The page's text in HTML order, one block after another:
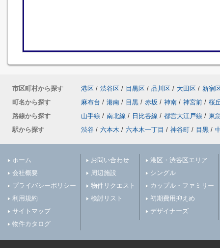
市区町村から探す 港区 / 渋谷区 / 目黒区 / 品川区 / 大田区 / 新宿
町名から探す
麻布台 / 港南 / 目黒 / 赤坂 / 神南 / 神宮前 / 桜
路線から探す
山手線 / 南北線 / 日比谷線 / 都営大江戸線 / 東
駅から探す
渋谷 / 六本木 / 六本木一丁目 / 神谷町 / 目黒 /
ホーム
会社概要
プライバシーポリシー
利用規約
サイトマップ
物件カタログ
お問い合わせ
周辺施設
物件リクエスト
検討リスト
港区・渋谷区エリア
シングル
カップル・ファミリー
初期費用抑えめ
デザイナーズ